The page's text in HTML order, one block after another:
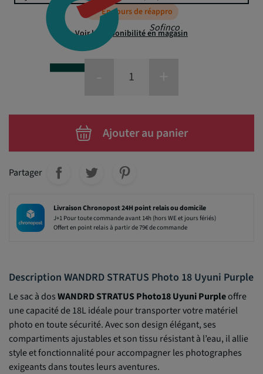
Sofinco
En cours de réappro
Voir la disponibilité en magasin
Ajouter au panier
Partager
Livraison Chronopost 24H point relais ou domicile
J+1 Pour toute commande avant 14h (hors WE et jours fériés)
Offert en point relais à partir de 79€ de commande
Description WANDRD STRATUS Photo 18 Uyuni Purple
Le sac à dosWANDRD STRATUS Photo18 Uyuni Purpleoffre
une capacité de 18L idéale pour transporter votre matériel
photo en toute sécurité. Avec son design élégant, ses
compartiments ajustables et son tissu résistant à l’eau, il allie
style et fonctionnalité pour accompagner les photographes
exigeants dans toutes leurs aventures.